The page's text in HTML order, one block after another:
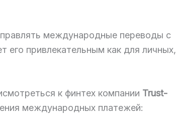
международные переводы с
привлекательным как для личных,
к финтех компании Trust-
международных платежей: